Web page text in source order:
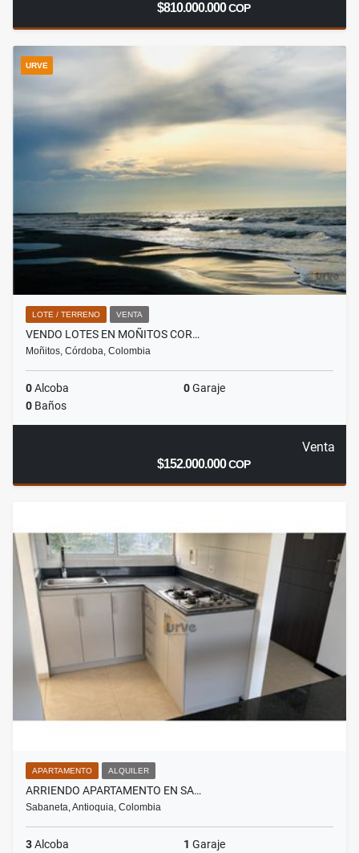
$810.000.000COP
URVE
LOTE / TERRENO VENTA
VENDO LOTES EN MOÑITOS COR…
Moñitos, Córdoba, Colombia
0Alcoba 0Garaje
0 Baños
Venta
$152.000.000COP
APARTAMENTO ALQUILER
ARRIENDO APARTAMENTO EN SA…
Sabaneta, Antioquia, Colombia
3Alcoba 1 Garaje